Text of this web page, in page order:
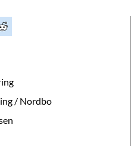
Reddit
/ Nordbo